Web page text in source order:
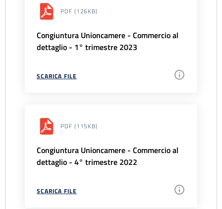
PDF (126KB)
Congiuntura Unioncamere - Commercio al
dettaglio - 1° trimestre 2023
SCARICA FILE
PDF (115KB)
Congiuntura Unioncamere - Commercio al
dettaglio - 4° trimestre 2022
SCARICA FILE